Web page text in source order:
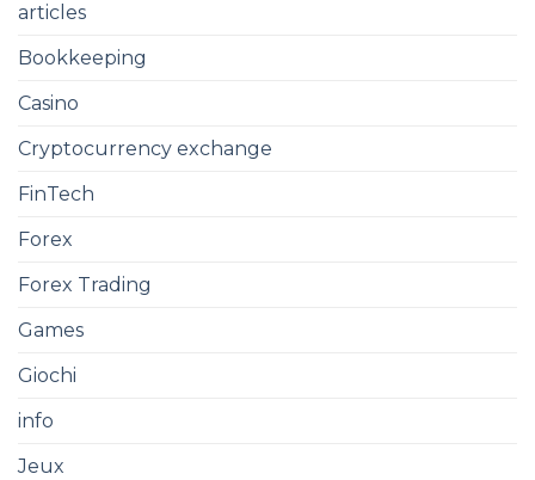
articles
Bookkeeping
Casino
Cryptocurrency exchange
FinTech
Forex
Forex Trading
Games
Giochi
info
Jeux